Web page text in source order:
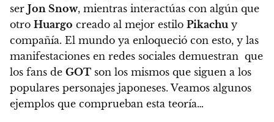
ser Jon Snow, mientras interactúas con algún que
otro Huargo creado al mejor estilo Pikachuy
compañía. El mundo ya enloqueció con esto, y las
manifestaciones en redes sociales demuestran que
los fans de GOT son los mismos que siguen a los
populares personajes japoneses. Veamos algunos
ejemplos que comprueban esta teoría…